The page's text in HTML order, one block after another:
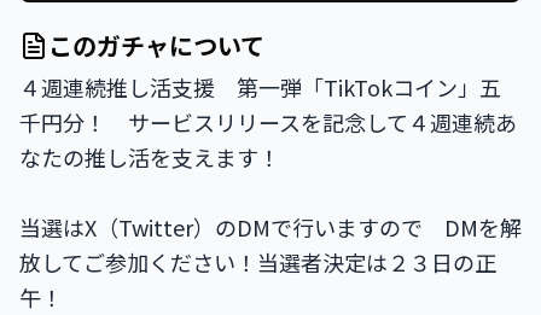
このガチャについて
４週連続推し活支援　第一弾「TikTokコイン」五
千円分！　サービスリリースを記念して４週連続あ
なたの推し活を支えます！
当選はX（Twitter）のDMで行いますので　DMを解
放してご参加ください！当選者決定は２３日の正
午！